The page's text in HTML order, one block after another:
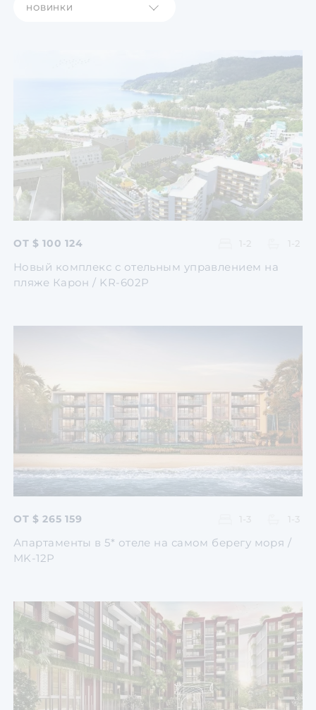
НОВИНКИ
Перейти
Перейти
Перейти
Перейти
Перейти
ОТ $ 100 124 1-2 1-2
Новый комплекс с отельным управлением на
пляже Карон / KR-602P
Перейти
Перейти
Перейти
Перейти
Перейти
ОТ $ 265 159 1-3 1-3
Апартаменты в 5* отеле на самом берегу моря /
MK-12P
Перейти
Перейти
Перейти
Перейти
Перейти